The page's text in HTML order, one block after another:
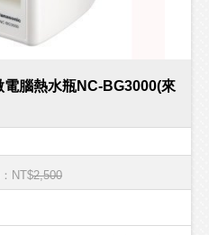
腦熱水瓶NC-BG3000(來
NT$2,500